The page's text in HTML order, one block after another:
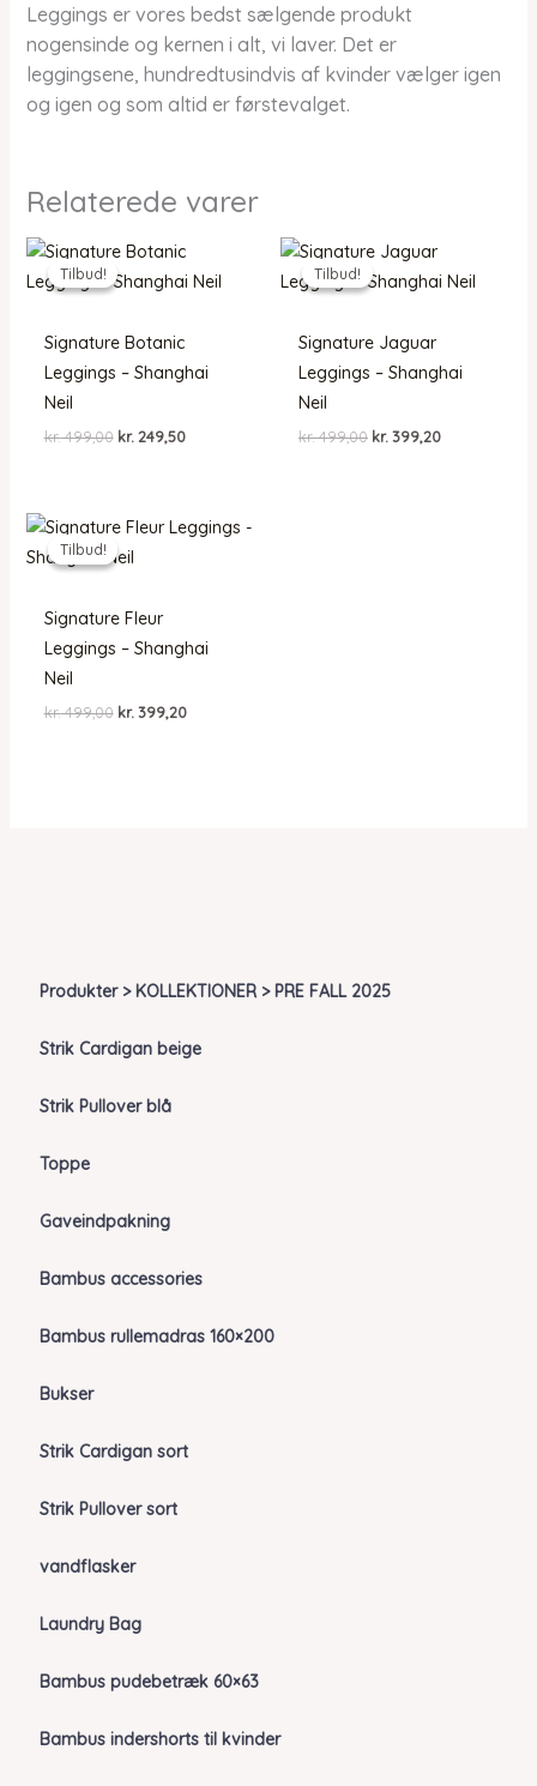
Produkter > KOLLEKTIONER > PRE FALL 2025
Strik Cardigan beige
Strik Pullover blå
Toppe
Gaveindpakning
Bambus accessories
Bambus rullemadras 160×200
Bukser
Strik Cardigan sort
Strik Pullover sort
vandflasker
Laundry Bag
Bambus pudebetræk 60×63
Bambus indershorts til kvinder
Leggings er vores bedst sælgende produkt
nogensinde og kernen i alt, vi laver. Det er
leggingsene, hundredtusindvis af kvinder vælger igen
og igen og som altid er førstevalget.
Relaterede varer
Tilbud!
Tilbud!
Signature Botanic
Leggings – Shanghai
Neil
kr.499,00 Den
kr. 249,50Den
Tilbud!
Tilbud!
Signature Jaguar
Leggings – Shanghai
Neil
kr.499,00 Den
kr. 399,20Den
Tilbud!
Tilbud!
Signature Fleur
Leggings – Shanghai
Neil
kr.499,00 Den
kr.399,20Den